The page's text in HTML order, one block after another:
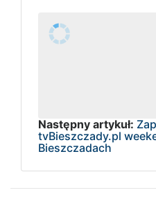
Następny artykuł:
tvBieszczady.pl
Bieszczadach